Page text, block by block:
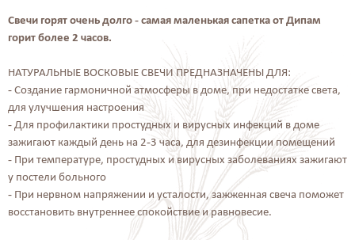
Свечи горят очень долго - самая маленькая сапетка от Дипам
горит более 2 часов.
НАТУРАЛЬНЫЕ ВОСКОВЫЕ СВЕЧИ ПРЕДНАЗНАЧЕНЫ ДЛЯ:
- Создание гармоничной атмосферы в доме, при недостатке света,
для улучшения настроения
- Для профилактики простудных и вирусных инфекций в доме
зажигают каждый день на 2-3 часа, для дезинфекции помещений
- При температуре, простудных и вирусных заболеваниях зажигают
у постели больного
- При нервном напряжении и усталости, зажженная свеча поможет
восстановить внутреннее спокойствие и равновесие.